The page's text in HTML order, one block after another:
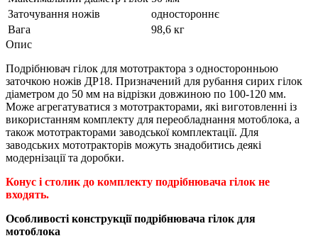
Заточування ножів
одностороннє
Вага
98,6 кг
Опис
Подрібнювач гілок для мототрактора з односторонньою
заточкою ножів ДР18. Призначений для рубання сирих гілок
діаметром до 50 мм на відрізки довжиною по 100-120 мм.
Може агрегатуватися з мототракторами, які виготовленні із
використанням комплекту для переобладнання мотоблока, а
також мототракторами заводської комплектації. Для
заводських мототракторів можуть знадобитись деякі
модернізації та доробки.
Конус і столик до комплекту подрібнювача гілок не
входять.
Особливості конструкції подрібнювача гілок для
мотоблока